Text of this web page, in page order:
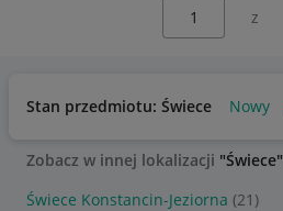
z
Stan przedmiotu: Świece Nowy
Zobacz w innej lokalizacji "Świece"
Świece Konstancin-Jeziorna (21)